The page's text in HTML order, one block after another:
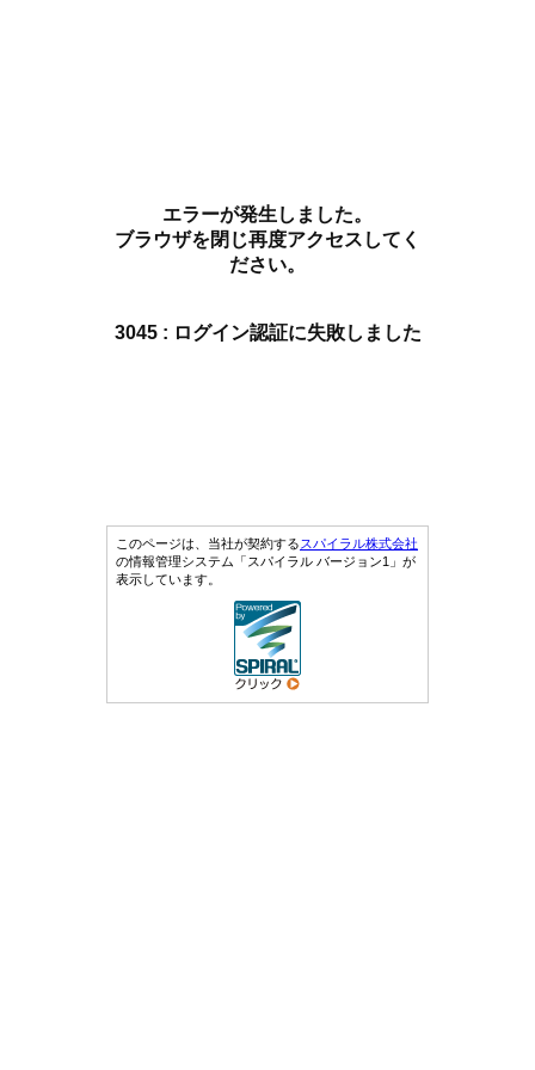
エラーが発生しました。
ブラウザを閉じ再度アクセスしてく
ださい。
3045 : ログイン認証に失敗しました
このページは、当社が契約するスパイラル株式会社
の情報管理システム「スパイラル バージョン1」が
表示しています。